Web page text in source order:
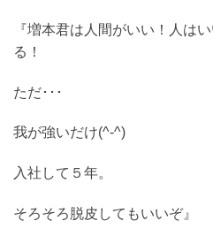
『増本君は人間がいい！人は
る！
ただ･･･
我が強いだけ(^-^)
入社して５年。
そろそろ脱皮してもいいぞ』